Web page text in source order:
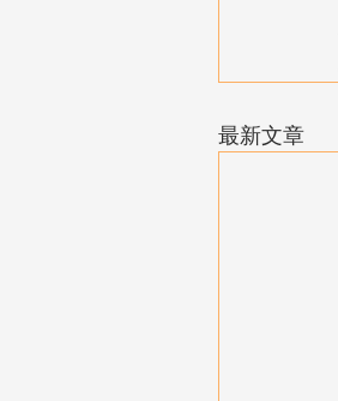
最新文章